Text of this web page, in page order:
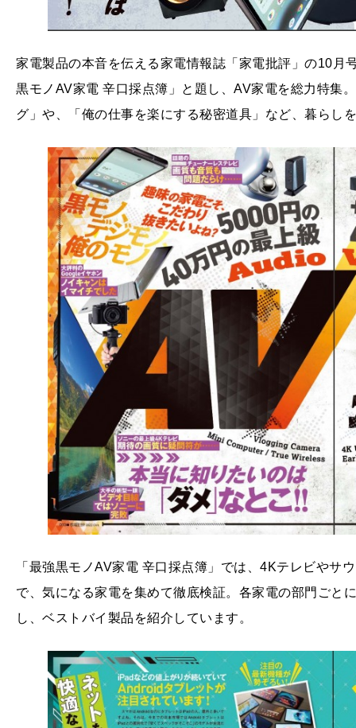
家電製品の本音を伝える家電情報誌「家電批評」の10月
黒モノAV家電 辛口採点簿」と題し、AV家電を総力特集
グ」や、「俺の仕事を楽にする秘密道具」など、暮らし
「最強黒モノAV家電 辛口採点簿」では、4Kテレビやサ
で、気になる家電を集めて徹底検証。各家電の部門ごと
し、ベストバイ製品を紹介しています。